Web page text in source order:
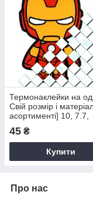
Термонаклейки на
Свій розмір і
асортименті] 10, 7.7,
45 ₴
Купити
Про нас